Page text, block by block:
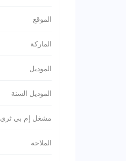
الموقع
الماركة
الموديل
الموديل السنة
مشغل إم بي ثري
الملاحة